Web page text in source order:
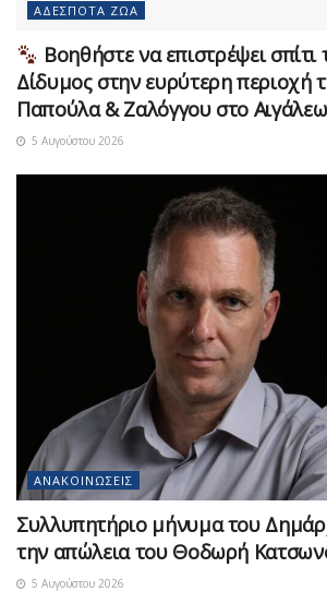
ΑΔΈΣΠΟΤΑ ΖΏΑ
Βοηθήστε να επιστρέψει
Δίδυμος στην ευρύτερη περιοχή
Παπούλα & Ζαλόγγου στο Αιγάλεω
5 Αυγούστου 2026
ΑΝΑΚΟΙΝΏΣΕΙΣ
Συλλυπητήριο μήνυμα του
την απώλεια του Θοδωρή
5 Αυγούστου 2026